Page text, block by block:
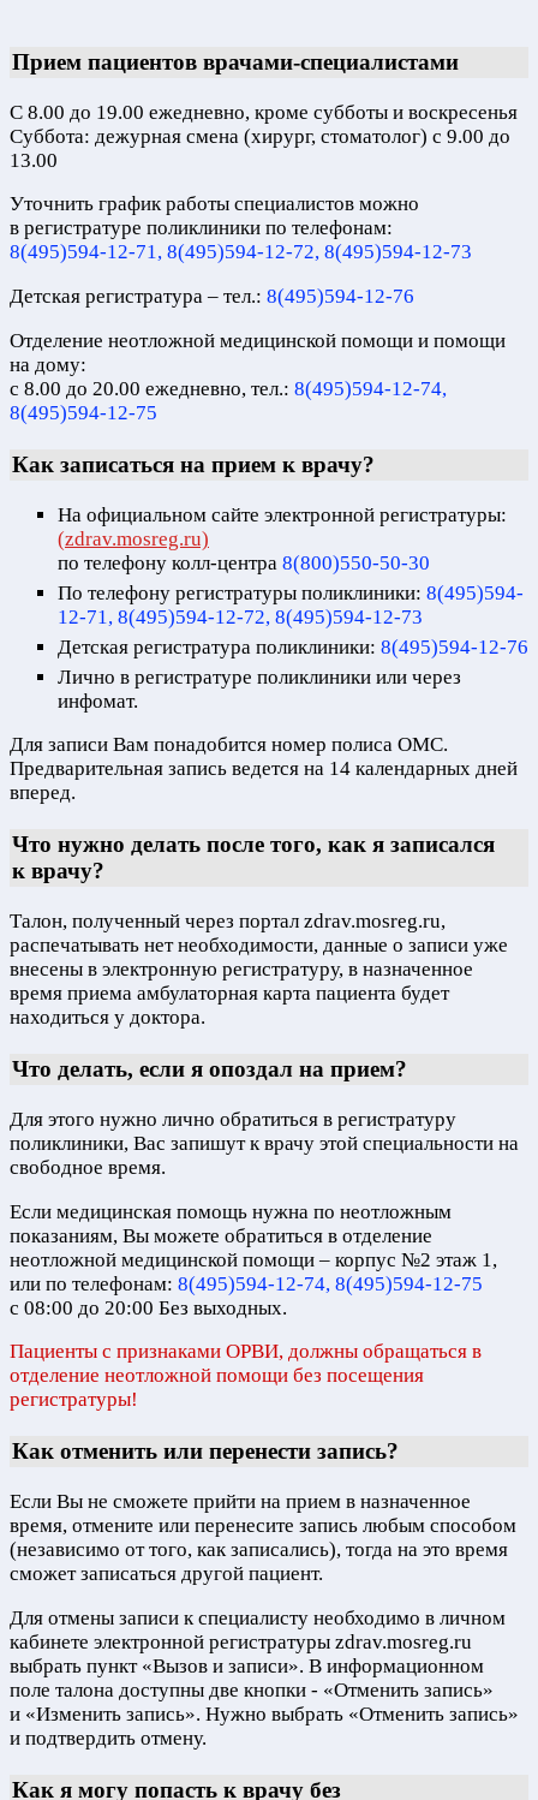
Прием пациентов врачами-специалистами
С 8.00 до 19.00 ежедневно, кроме субботы и воскресенья
Суббота: дежурная смена (хирург, стоматолог) с 9.00 до
13.00
Уточнить график работы специалистов можно
в регистратуре поликлиники по телефонам:
8(495)594-12-71, 8(495)594-12-72, 8(495)594-12-73
Детская регистратура – тел.: 8(495)594-12-76
Отделение неотложной медицинской помощи и помощи
на дому:
с 8.00 до 20.00 ежедневно, тел.: 8(495)594-12-74,
8(495)594-12-75
Как записаться на прием к врачу?
На официальном сайте электронной регистратуры:
(zdrav.mosreg.ru)
по телефону колл-центра 8(800)550-50-30
По телефону регистратуры поликлиники: 8(495)594-
12-71, 8(495)594-12-72, 8(495)594-12-73
Детская регистратура поликлиники: 8(495)594-12-76
Лично в регистратуре поликлиники или через
инфомат.
Для записи Вам понадобится номер полиса ОМС.
Предварительная запись ведется на 14 календарных дней
вперед.
Что нужно делать после того, как я записался
к врачу?
Талон, полученный через портал zdrav.mosreg.ru,
распечатывать нет необходимости, данные о записи уже
внесены в электронную регистратуру, в назначенное
время приема амбулаторная карта пациента будет
находиться у доктора.
Что делать, если я опоздал на прием?
Для этого нужно лично обратиться в регистратуру
поликлиники, Вас запишут к врачу этой специальности на
свободное время.
Если медицинская помощь нужна по неотложным
показаниям, Вы можете обратиться в отделение
неотложной медицинской помощи – корпус №2 этаж 1,
или по телефонам: 8(495)594-12-74, 8(495)594-12-75
с 08:00 до 20:00 Без выходных.
Пациенты с признаками ОРВИ, должны обращаться в
отделение неотложной помощи без посещения
регистратуры!
Как отменить или перенести запись?
Если Вы не сможете прийти на прием в назначенное
время, отмените или перенесите запись любым способом
(независимо от того, как записались), тогда на это время
сможет записаться другой пациент.
Для отмены записи к специалисту необходимо в личном
кабинете электронной регистратуры zdrav.mosreg.ru
выбрать пункт «Вызов и записи». В информационном
поле талона доступны две кнопки - «Отменить запись»
и «Изменить запись». Нужно выбрать «Отменить запись»
и подтвердить отмену.
Как я могу попасть к врачу без